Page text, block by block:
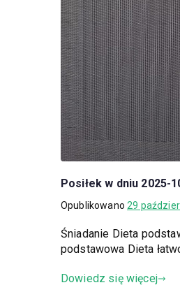
Posiłek w dniu 2025-
Opublikowano29
Śniadanie Dieta
podstawowa Dieta
Dowiedz się więcej